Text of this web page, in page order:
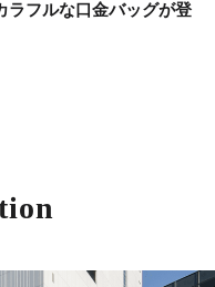
ラフルな口金バッグが登